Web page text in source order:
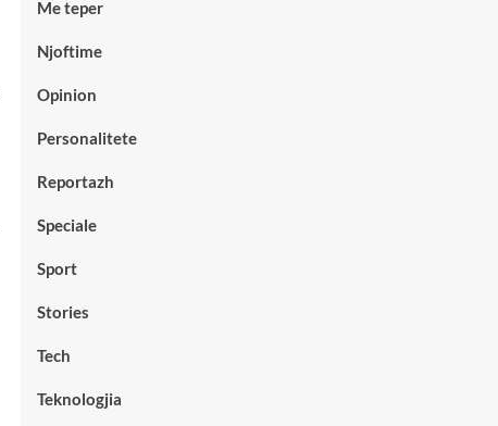
Me teper
Njoftime
Opinion
Personalitete
Reportazh
Speciale
Sport
Stories
Tech
Teknologjia